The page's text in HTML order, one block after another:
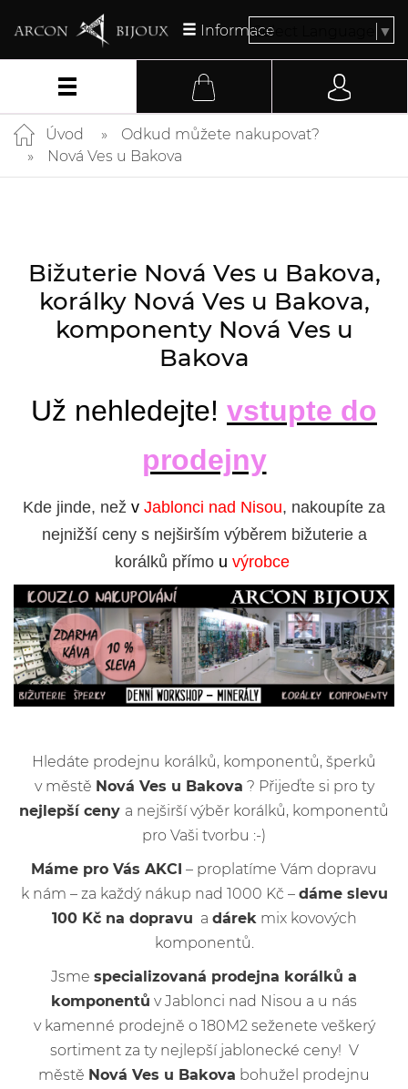
InformaceSelect Language ▼
Úvod
Odkud můžete nakupovat?
Nová Ves u Bakova
Bižuterie Nová Ves u Bakova,
korálky Nová Ves u Bakova,
komponenty Nová Ves u
Bakova
Už nehledejte! vstupte do
prodejny
Kde jinde, než v Jablonci nad Nisou, nakoupíte za
nejnižší ceny s nejširším výběrem bižuterie a
korálků přímo u výrobce
Hledáte prodejnu korálků, komponentů, šperků
v městě Nová Ves u Bakova ? Přijeďte si pro ty
nejlepší ceny a nejširší výběr korálků, komponentů
pro Vaši tvorbu :-)
Máme pro Vás AKCI – proplatíme Vám dopravu
k nám – za každý nákup nad 1000 Kč – dáme slevu
100 Kč na dopravu a dárek mix kovových
komponentů.
Jsme specializovaná prodejna korálků a
komponentů v Jablonci nad Nisou a u nás
v kamenné prodejně o 180M2 seženete veškerý
sortiment za ty nejlepší jablonecké ceny! V
městě Nová Ves u Bakova bohužel prodejnu